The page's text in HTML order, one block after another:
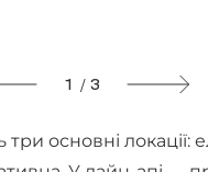
1 / 3
три основні локації: